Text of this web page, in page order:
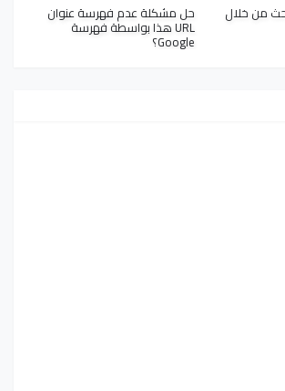
من خلال حل مشكلة عدم فهرسة عنوان
URL هذا بواسطة فهرسة
Google؟